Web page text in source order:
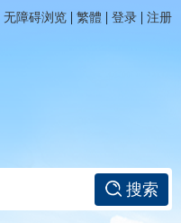
无障碍浏览 | 繁體 | 登录 | 注册
搜索